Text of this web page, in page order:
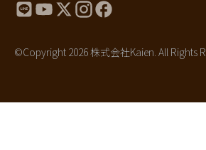
©Copyright 2026 株式会社Kaien. All Rights